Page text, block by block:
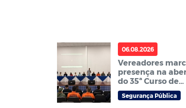
06.08.2026
Vereadores
presença na
do 35ª Curso de
Formação de
da PM
Segurança Pública